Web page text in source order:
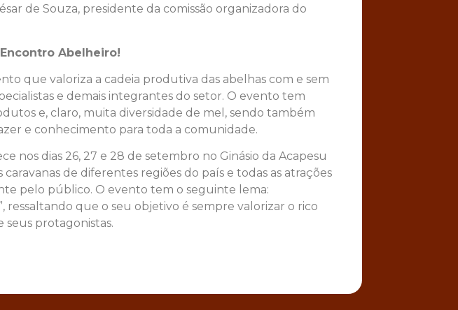
de Souza, presidente da comissão organizadora do
Abelheiro!
que valoriza a cadeia produtiva das abelhas com e sem
e demais integrantes do setor. O evento tem
e, claro, muita diversidade de mel, sendo também
e conhecimento para toda a comunidade.
nos dias 26, 27 e 28 de setembro no Ginásio da Acapesu
caravanas de diferentes regiões do país e todas as atrações
pelo público. O evento tem o seguinte lema:
ressaltando que o seu objetivo é sempre valorizar o rico
seus protagonistas.